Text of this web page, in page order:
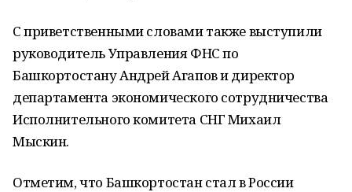
С приветственными словами также выступили
руководитель Управления ФНС по
Башкортостану Андрей Агапов и директор
департамента экономического сотрудничества
Исполнительного комитета СНГ Михаил
Мыскин.
Отметим, что Башкортостан стал в России